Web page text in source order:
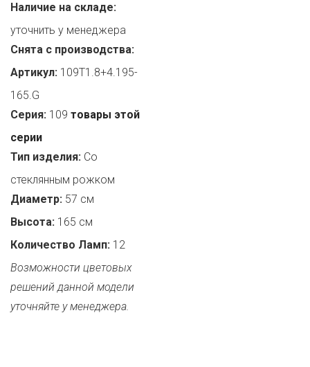
Наличие на складе:
уточнить у менеджера
Снята с производства:
Артикул: 109T1.8+4.195-
165.G
Серия: 109 товары этой
серии
Тип изделия: Со
стеклянным рожком
Диаметр: 57 см
Высота: 165 см
Количество Ламп: 12
Возможности цветовых
решений данной модели
уточняйте у менеджера.